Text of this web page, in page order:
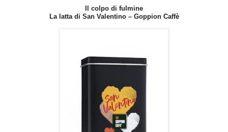
Il colpo di fulmine
La latta di San Valentino – Goppion Caffè